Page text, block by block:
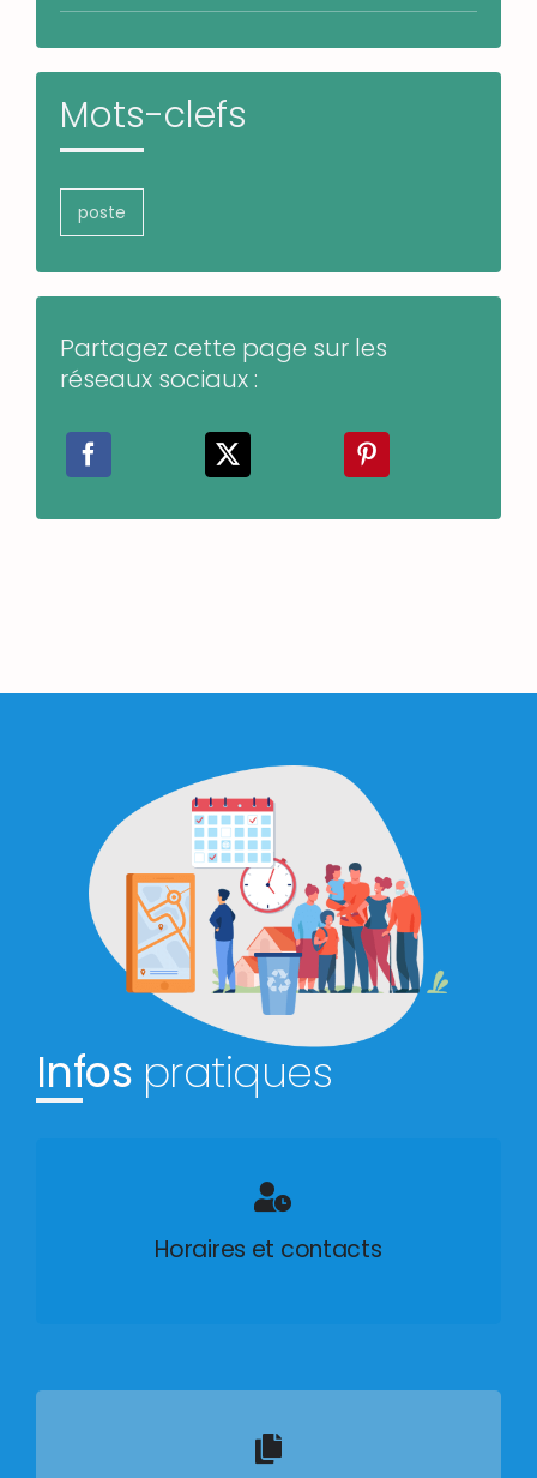
Mots-clefs
poste
Partagez cette page sur les
réseaux sociaux :
Infos pratiques
Horaires et contacts